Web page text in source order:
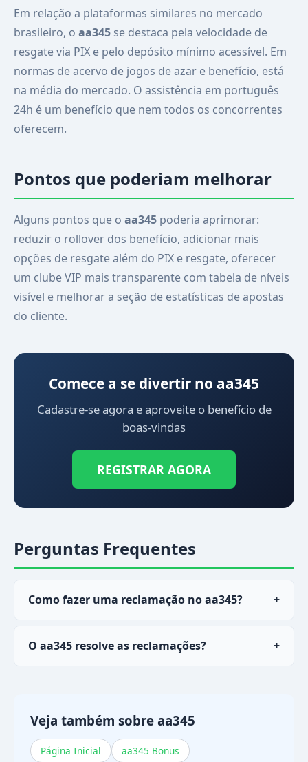
Em relação a plataformas similares no mercado
brasileiro, o aa345 se destaca pela velocidade de
resgate via PIX e pelo depósito mínimo acessível. Em
normas de acervo de jogos de azar e benefício, está
na média do mercado. O assistência em português
24h é um benefício que nem todos os concorrentes
oferecem.
Pontos que poderiam melhorar
Alguns pontos que o aa345 poderia aprimorar:
reduzir o rollover dos benefício, adicionar mais
opções de resgate além do PIX e resgate, oferecer
um clube VIP mais transparente com tabela de níveis
visível e melhorar a seção de estatísticas de apostas
do cliente.
Comece a se divertir no aa345
Cadastre-se agora e aproveite o benefício de
boas-vindas
REGISTRAR AGORA
Perguntas Frequentes
Como fazer uma reclamação no aa345?
+
email detalhando seu problema com prints e
O aa345 resolve as reclamações?
+
oficiais.
Veja também sobre aa345
Página Inicial
aa345 Bonus